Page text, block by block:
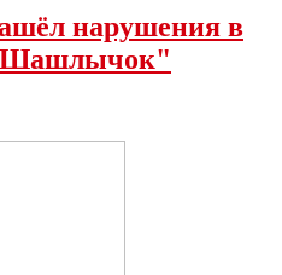
нарушения в